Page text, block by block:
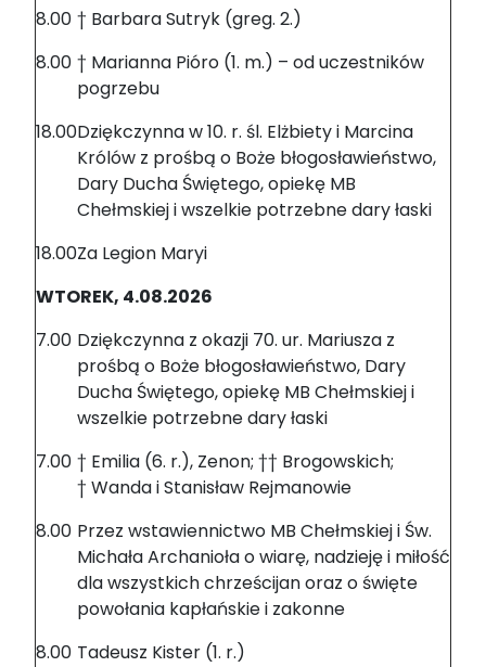
8.00 † Barbara Sutryk (greg. 2.)
8.00 † Marianna Pióro (1. m.) – od uczestników
pogrzebu
18.00Dziękczynna w 10. r. śl. Elżbiety i Marcina
Królów z prośbą o Boże błogosławieństwo,
Dary Ducha Świętego, opiekę MB
Chełmskiej i wszelkie potrzebne dary łaski
18.00Za Legion Maryi
WTOREK, 4.08.2026
7.00 Dziękczynna z okazji 70. ur. Mariusza z
prośbą o Boże błogosławieństwo, Dary
Ducha Świętego, opiekę MB Chełmskiej i
wszelkie potrzebne dary łaski
7.00 † Emilia (6. r.), Zenon; †† Brogowskich;
† Wanda i Stanisław Rejmanowie
8.00 Przez wstawiennictwo MB Chełmskiej i Św.
Michała Archanioła o wiarę, nadzieję i miłość
dla wszystkich chrześcijan oraz o święte
powołania kapłańskie i zakonne
8.00 Tadeusz Kister (1. r.)